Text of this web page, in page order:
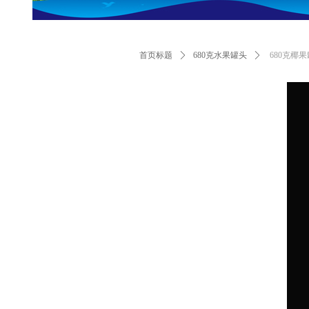
首页标题 ꄲ 680克水果罐头 ꄲ 680克椰果